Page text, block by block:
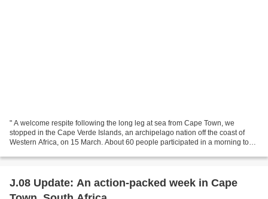
" A welcome respite following the long leg at sea from Cape Town, we
stopped in the Cape Verde Islands, an archipelago nation off the coast of
Western Africa, on 15 March. About 60 people participated in a morning tour
J.08 Update: An action-packed week in Cape